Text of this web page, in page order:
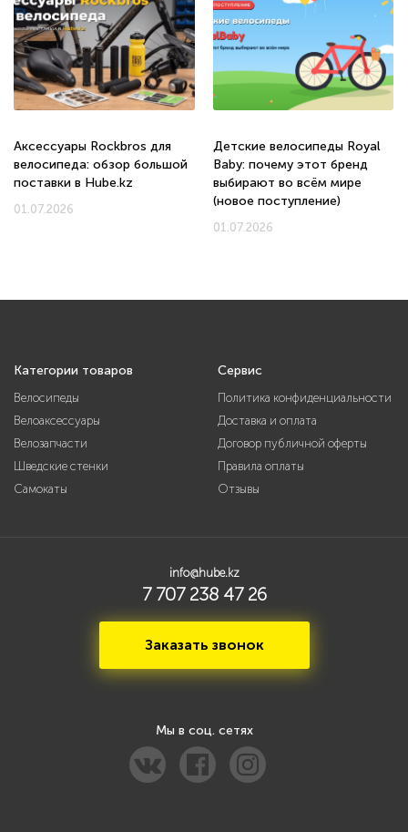
Аксессуары Rockbros для
велосипеда: обзор большой
поставки в Hube.kz
01.07.2026
Детские велосипеды Royal
Baby: почему этот бренд
выбирают во всём мире
(новое поступление)
01.07.2026
Категории товаров
Велосипеды
Велоаксессуары
Велозапчасти
Шведские стенки
Самокаты
Сервис
Политика конфиденциальности
Доставка и оплата
Договор публичной оферты
Правила оплаты
Отзывы
info@hube.kz
7 707 238 47 26
Заказать звонок
Мы в соц. сетях